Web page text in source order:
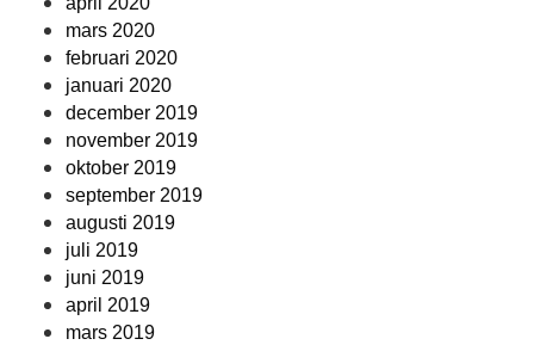
mars 2020
februari 2020
januari 2020
december 2019
november 2019
oktober 2019
september 2019
augusti 2019
juli 2019
juni 2019
april 2019
mars 2019